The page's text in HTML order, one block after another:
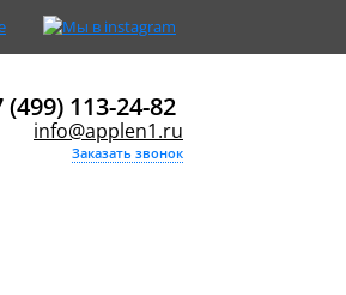
(499) 113-24-82
info@applen1.ru
Заказать звонок